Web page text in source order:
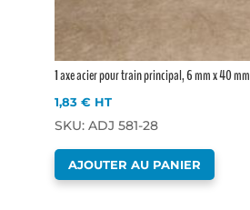
1 axe acier pour train principal, 6 mm x 40 mm
1,83 € HT
SKU: ADJ 581-28
AJOUTER AU PANIER